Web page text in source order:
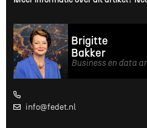
Brigitte
Bakker
Business en data


info@fedet.nl